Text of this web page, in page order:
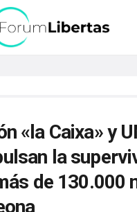
«la Caixa» y
la
de 130.000